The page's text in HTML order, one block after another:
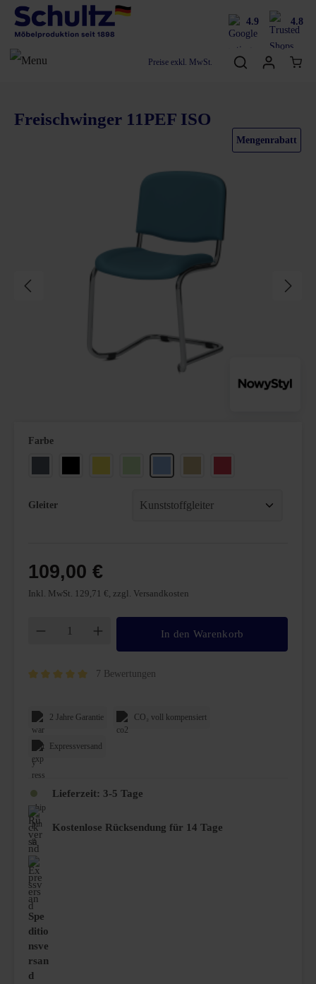
4.9 4.8
Preise exkl. MwSt.
Freischwinger 11PEF ISO
Mengenrabatt
7 Bewertungen
2 Jahre Garantie CO₂ voll kompensiert
Expressversand
Lieferzeit: 3-5 Tage
Kostenlose Rücksendung für 14 Tage
Spe
ditio
nsve
rsan
d
109,00 €
Inkl. MwSt. 129,71 €, zzgl. Versandkosten
Farbeauswählen
AnthrazitSchwarzGelb HellgrünHellblauBeige Hellrot
Gleiter
Produkt Anzahl: Gib den gewünschten
In den Warenkorb